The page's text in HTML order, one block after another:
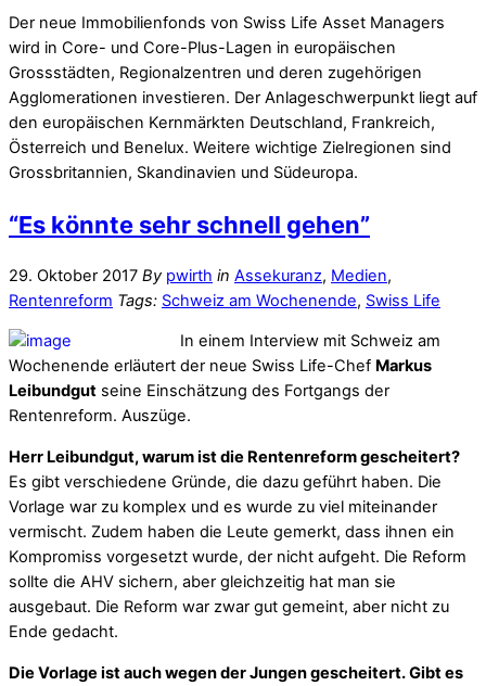
Der neue Immobilienfonds von Swiss Life Asset Managers
wird in Core- und Core-Plus-Lagen in europäischen
Grossstädten, Regionalzentren und deren zugehörigen
Agglomerationen investieren. Der Anlageschwerpunkt liegt auf
den europäischen Kernmärkten Deutschland, Frankreich,
Österreich und Benelux. Weitere wichtige Zielregionen sind
Grossbritannien, Skandinavien und Südeuropa.
“Es könnte sehr schnell gehen”
29. Oktober 2017 By pwirth in Assekuranz, Medien,
Rentenreform Tags: Schweiz am Wochenende, Swiss Life
In einem Interview mit Schweiz am
Wochenende erläutert der neue Swiss Life-Chef Markus
Leibundgut seine Einschätzung des Fortgangs der
Rentenreform. Auszüge.
Herr Leibundgut, warum ist die Rentenreform gescheitert?
Es gibt verschiedene Gründe, die dazu geführt haben. Die
Vorlage war zu komplex und es wurde zu viel miteinander
vermischt. Zudem haben die Leute gemerkt, dass ihnen ein
Kompromiss vorgesetzt wurde, der nicht aufgeht. Die Reform
sollte die AHV sichern, aber gleichzeitig hat man sie
ausgebaut. Die Reform war zwar gut gemeint, aber nicht zu
Ende gedacht.
Die Vorlage ist auch wegen der Jungen gescheitert. Gibt es